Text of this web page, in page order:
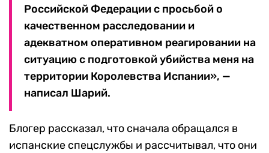
Российской Федерации с просьбой о
качественном расследовании и
адекватном оперативном реагировании на
ситуацию с подготовкой убийства меня на
территории Королевства Испании», —
написал Шарий.
Блогер рассказал, что сначала обращался в
испанские спецслужбы и рассчитывал, что они